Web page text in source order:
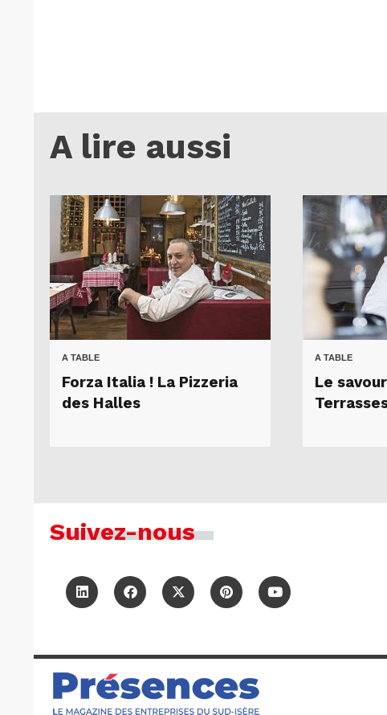
A lire aussi
A TABLE
Forza Italia ! La Pizzeria
des Halles
A TABLE
Le
Suivez-nous